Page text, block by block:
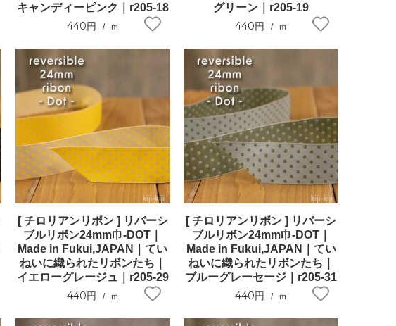
キャンディーピンク｜r205-18
440円 ｍ
グリーン｜r205-19
440円 ｍ
[ チロリアンリボン ] リバーシ
ブルリボン24mm巾-DOT｜
Made in Fukui,JAPAN｜てい
ねいに織られたリボンたち｜
イエローグレージュ｜r205-29
440円 ｍ
[ チロリアンリボン ] リバーシ
ブルリボン24mm巾-DOT｜
Made in Fukui,JAPAN｜てい
ねいに織られたリボンたち｜
ブルーグレーセージ｜r205-31
440円 ｍ